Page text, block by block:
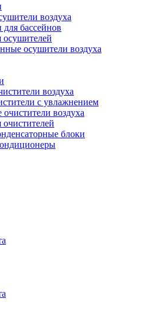
воздуха
бассейнов
осушителей
осушители воздуха
воздуха
с увлажнением
воздуха
блоки